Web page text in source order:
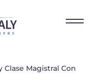
Clase Magistral Con